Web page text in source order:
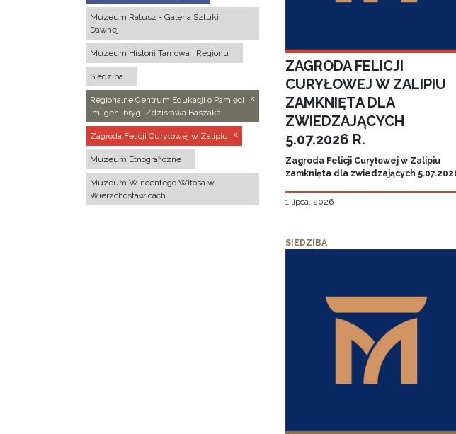
Muzeum Ratusz - Galeria Sztuki
Dawnej
Muzeum Historii Tarnowa i Regionu
Siedziba
Regionalne Centrum Edukacji o Pamięci
im. gen. bryg. Zdzisława Baszaka
Zagroda Felicji Curyłowej w Zalipiu
Muzeum Etnograficzne
Muzeum Wincentego Witosa w
Wierzchosławicach
ZAGRODA FELICJI
CURYŁOWEJ W ZALIPIU
ZAMKNIĘTA DLA
ZWIEDZAJĄCYCH
5.07.2026 R.
Zagroda Felicji Curyłowej w Zalipiu
zamknięta dla zwiedzających
1 lipca, 2026
SIEDZIBA